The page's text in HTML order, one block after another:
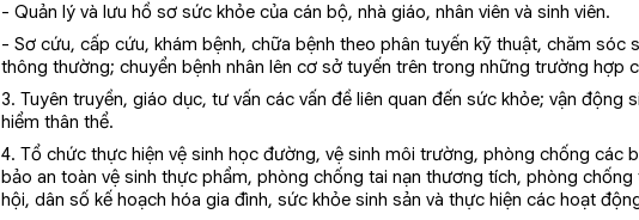
- Quản lý và lưu hồ sơ sức khỏe của cán bộ, nhà giáo, nhân viên và sinh viên.
- Sơ cứu, cấp cứu, khám bệnh, chữa bệnh theo phân tuyến kỹ thuật, chăm sóc
thông thường; chuyển bệnh nhân lên cơ sở tuyến trên trong những trường hợp
3. Tuyên truyền, giáo dục, tư vấn các vấn đề liên quan đến sức khỏe; vận động
hiểm thân thể.
4. Tổ chức thực hiện vệ sinh học đường, vệ sinh môi trường, phòng chống các
bảo an toàn vệ sinh thực phẩm, phòng chống tai nạn thương tích, phòng chống
hội, dân số kế hoạch hóa gia đình, sức khỏe sinh sản và thực hiện các hoạt